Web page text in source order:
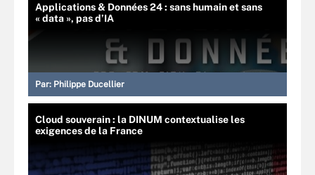
Applications & Données 24 : sans humain et sans
« data », pas d’IA
Par: Philippe Ducellier
Cloud souverain : la DINUM contextualise les
exigences de la France